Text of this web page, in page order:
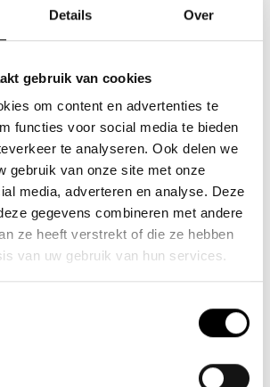
Details Over
gebruik van cookies
om content en advertenties te
functies voor social media te bieden
te analyseren. Ook delen we
gebruik van onze site met onze
media, adverteren en analyse. Deze
gegevens combineren met andere
ze heeft verstrekt of die ze hebben
van uw gebruik van hun services.
zijn.
final moments which remind that
is far more interesting than flawless
having a go is a success in itself— Lyn
drifting and feeling ‘not good enough
(The Spy in the Stalls)
Play
Gent